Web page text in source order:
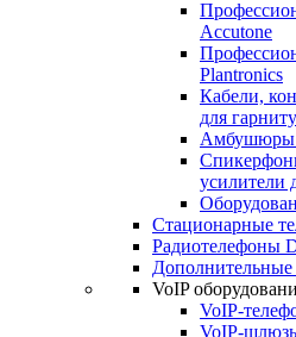
Accutone
Plantronics
Кабели,
для
Амбушюры
усилители
Стационарные
Радиотелефоны
VoIP
VoIP-
VoIP-